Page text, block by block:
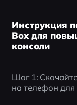
Инструкция
Box для
консоли
Шаг 1:
на телефон для